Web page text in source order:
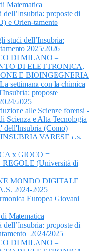
Matematica
dell’Insubria: proposte di
e Orien-tamento
studi dell’Insubria:
2025/2026
DI MILANO –
DI ELETTRONICA,
E BIOINGEGNERIA
settimana con la chimica
proposte
2025
alle Scienze forensi -
Scienza e Alta Tecnologia
dell'Insubria (Como)
VARESE a.s.
x GIOCO =
(Università di
MONDO DIGITALE –
2024-2025
Europea Giovani
Matematica
dell’Insubria: proposte di
2024/2025
DI MILANO –